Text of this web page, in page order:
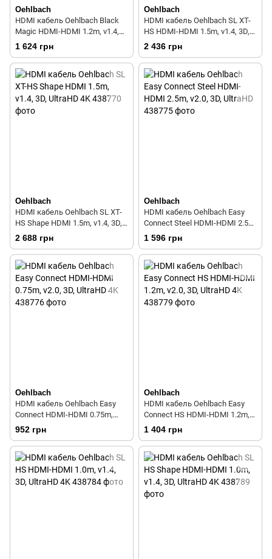
Oehlbach
HDMI кабель Oehlbach Black
Magic HDMI-HDMI 1.2m, v1.4,
3D, UltraHD 4K
1 624 грн
Oehlbach
HDMI кабель Oehlbach SL XT-
HS HDMI-HDMI 1.5m, v1.4, 3D,
UltraHD 4K
2 436 грн
Oehlbach
HDMI кабель Oehlbach SL XT-
HS Shape HDMI 1.5m, v1.4, 3D,
UltraHD 4K
2 688 грн
Oehlbach
HDMI кабель Oehlbach Easy
Connect Steel HDMI-HDMI 2.5m,
v2.0, 3D, UltraHD
1 596 грн
Oehlbach
HDMI кабель Oehlbach Easy
Connect HDMI-HDMI 0.75m,
v2.0, 3D, UltraHD 4K
952 грн
Oehlbach
HDMI кабель Oehlbach Easy
Connect HS HDMI-HDMI 1.2m,
v2.0, 3D, UltraHD 4K
1 404 грн